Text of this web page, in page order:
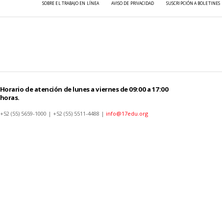
SOBRE EL TRABAJO EN LÍNEA AVISO DE PRIVACIDAD SUSCRIPCIÓN A BOLETINES
Horario de atención de lunes a viernes de 09:00 a 17:00
horas.
+52 (55) 5659-1000 | +52 (55) 5511-4488 | info@17edu.org